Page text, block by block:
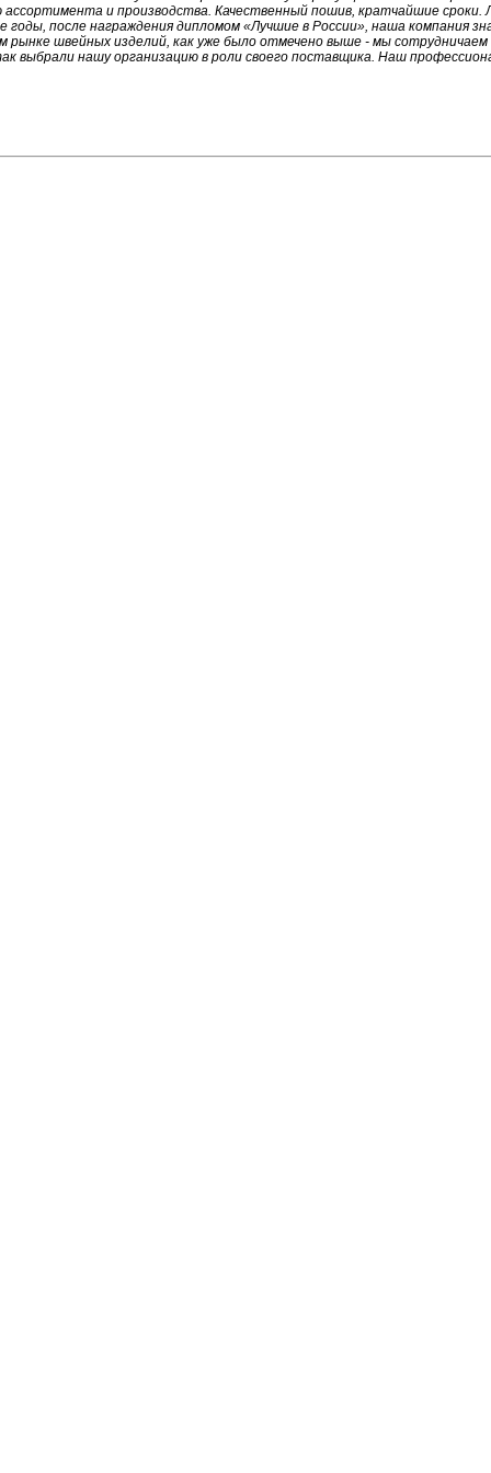
и производства. Качественный пошив, кратчайшие сроки.
годы, после награждения дипломом «Лучшие в России», наша компания
рынке швейных изделий, как уже было отмечено выше - мы
выбрали нашу организацию в роли своего поставщика. Наш